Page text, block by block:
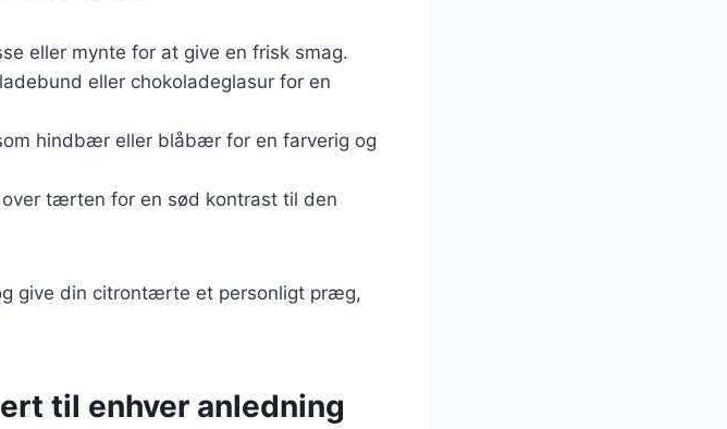
eller mynte for at give en frisk smag.
eller chokoladeglasur for en
hindbær eller blåbær for en farverig og
tærten for en sød kontrast til den
give din citrontærte et personligt præg,
til enhver anledning